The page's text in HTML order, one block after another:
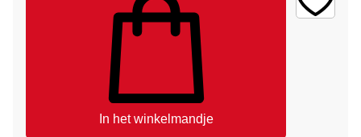
In het winkelmandje